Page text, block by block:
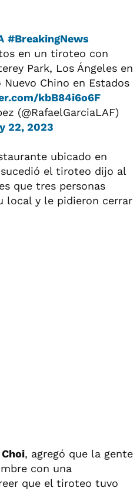
#BreakingNews
en un tiroteo con
Park, Los Ángeles en
Chino en Estados
kbB84i6o6F
(@RafaelGarciaLAF)
22, 2023
ubicado en
el tiroteo dijo al
que tres personas
local y le pidieron cerrar
, agregó que la gente
con una
que el tiroteo tuvo